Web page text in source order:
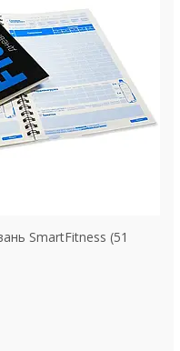
SmartFitness (51